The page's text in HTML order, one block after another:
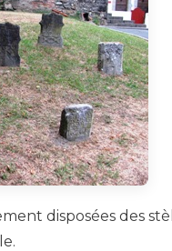
disposées des